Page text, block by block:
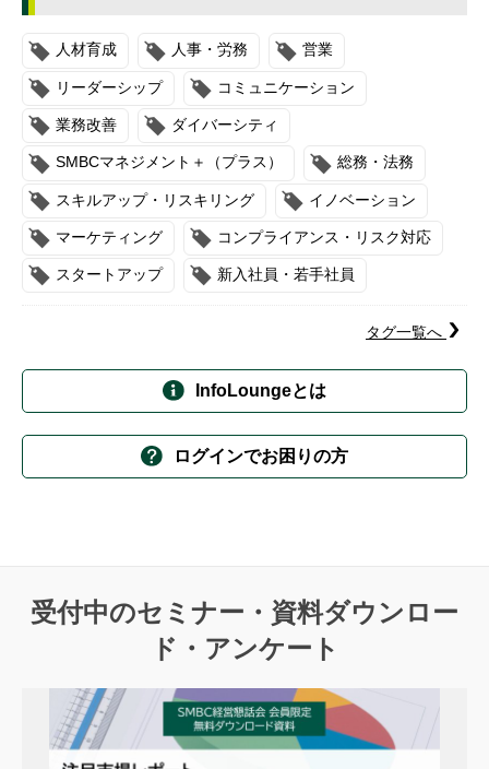
人材育成 人事・労務 営業
リーダーシップ コミュニケーション
業務改善 ダイバーシティ
SMBCマネジメント＋（プラス） 総務・法務
スキルアップ・リスキリング イノベーション
マーケティング コンプライアンス・リスク対応
スタートアップ 新入社員・若手社員
タグ一覧へ
InfoLoungeとは
ログインでお困りの方
受付中のセミナー・資料ダウンロー
ド・アンケート